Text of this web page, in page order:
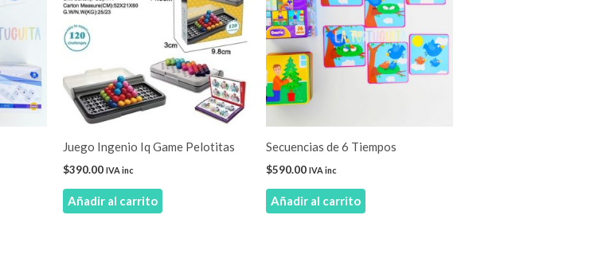
Juego Ingenio Iq Game Pelotitas
$390.00 IVA inc
Añadir al carrito
Secuencias de 6 Tiempos
$590.00 IVA inc
Añadir al carrito